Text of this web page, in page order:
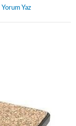
Yorum Yaz